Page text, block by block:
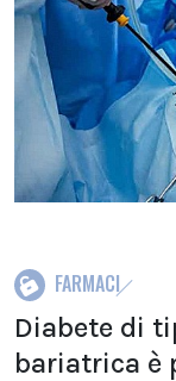
FARMACI
Diabete di
bariatrica è